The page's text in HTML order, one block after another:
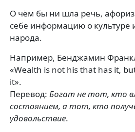
О чём бы ни шла речь,
себе информацию о культуре
народа.
Например, Бенджамин
«Wealth is not his that has it,
it».
Перевод: Богат не тот, кто
состоянием, а тот, кто
удовольствие.